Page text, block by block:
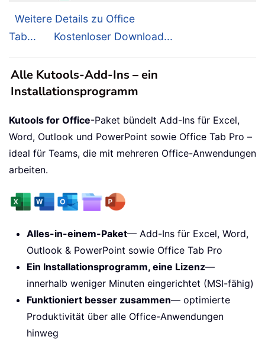
Weitere Details zu Office
Tab...
Kostenloser Download...
Alle Kutools-Add-Ins – ein
Installationsprogramm
Kutools for Office-Paket bündelt Add-Ins für Excel,
Word, Outlook und PowerPoint sowie Office Tab Pro –
ideal für Teams, die mit mehreren Office-Anwendungen
arbeiten.
Alles-in-einem-Paket— Add-Ins für Excel, Word,
Outlook & PowerPoint sowie Office Tab Pro
Ein Installationsprogramm, eine Lizenz—
innerhalb weniger Minuten eingerichtet (MSI-fähig)
Funktioniert besser zusammen— optimierte
Produktivität über alle Office-Anwendungen
hinweg